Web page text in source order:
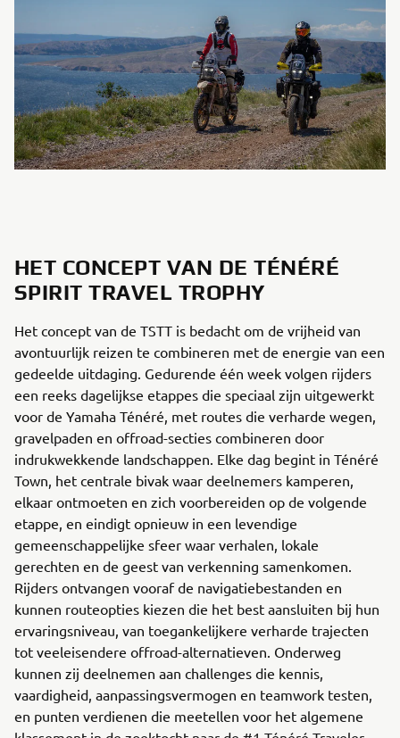
HET CONCEPT VAN DE TÉNÉRÉ
SPIRIT TRAVEL TROPHY
Het concept van de TSTT is bedacht om de vrijheid van
avontuurlijk reizen te combineren met de energie van een
gedeelde uitdaging. Gedurende één week volgen rijders
een reeks dagelijkse etappes die speciaal zijn uitgewerkt
voor de Yamaha Ténéré, met routes die verharde wegen,
gravelpaden en offroad-secties combineren door
indrukwekkende landschappen. Elke dag begint in Ténéré
Town, het centrale bivak waar deelnemers kamperen,
elkaar ontmoeten en zich voorbereiden op de volgende
etappe, en eindigt opnieuw in een levendige
gemeenschappelijke sfeer waar verhalen, lokale
gerechten en de geest van verkenning samenkomen.
Rijders ontvangen vooraf de navigatiebestanden en
kunnen routeopties kiezen die het best aansluiten bij hun
ervaringsniveau, van toegankelijkere verharde trajecten
tot veeleisendere offroad-alternatieven. Onderweg
kunnen zij deelnemen aan challenges die kennis,
vaardigheid, aanpassingsvermogen en teamwork testen,
en punten verdienen die meetellen voor het algemene